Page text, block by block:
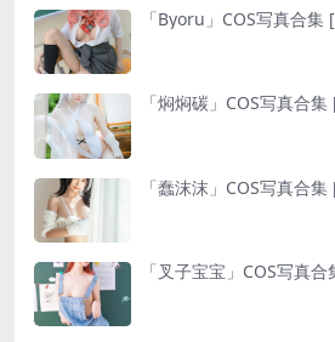
「Byoru」COS写真合集
「焖焖碳」COS写真合
「蠢沫沫」COS写真合
「叉子宝宝」COS写真